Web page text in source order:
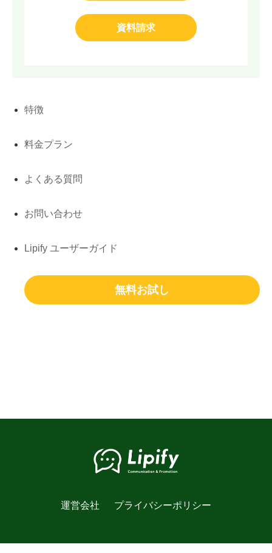
資料請求
特徴
料金プラン
よくある質問
お問い合わせ
Lipify ユーザーガイド
無料お試し
運営会社 プライバシーポリシー